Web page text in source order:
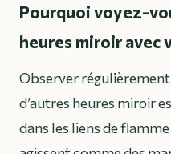
Pourquoi voyez-
heures miroir avec
Observer régulièrement
d’autres heures miroir
dans les liens de